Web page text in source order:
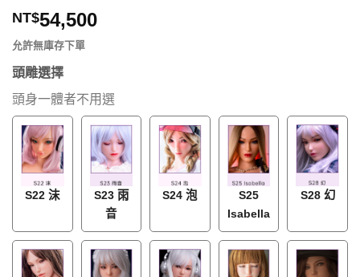
NT$54,500
允許無庫存下單
頭雕選擇
頭身一體者不用選
S22 沫
S23 雨
音
S24 泡
S25
Isabella
S28 幻